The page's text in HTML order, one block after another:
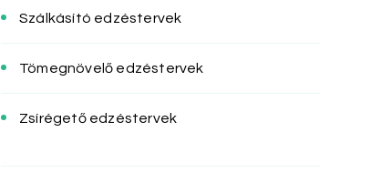
Szálkásító edzéstervek
Tömegnövelő edzéstervek
Zsírégető edzéstervek